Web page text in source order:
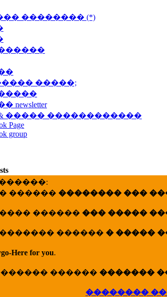
�������� (*)
�����;
����� ������������
Page
group
������ �������� ���
������ ��� �����
������ � �����
Here for you.
������ �������
��������